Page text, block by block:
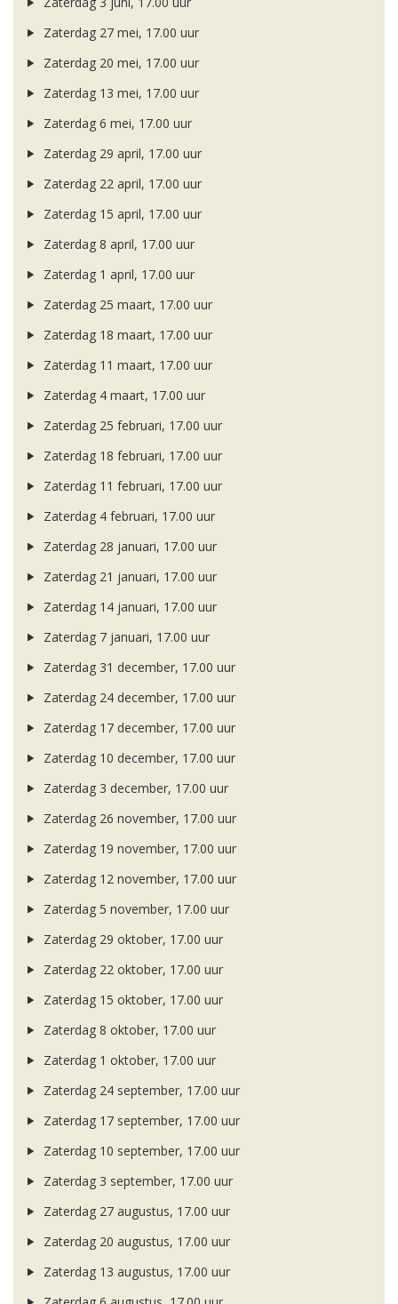
Zaterdag 27 mei, 17.00 uur
Zaterdag 20 mei, 17.00 uur
Zaterdag 13 mei, 17.00 uur
Zaterdag 6 mei, 17.00 uur
Zaterdag 29 april, 17.00 uur
Zaterdag 22 april, 17.00 uur
Zaterdag 15 april, 17.00 uur
Zaterdag 8 april, 17.00 uur
Zaterdag 1 april, 17.00 uur
Zaterdag 25 maart, 17.00 uur
Zaterdag 18 maart, 17.00 uur
Zaterdag 11 maart, 17.00 uur
Zaterdag 4 maart, 17.00 uur
Zaterdag 25 februari, 17.00 uur
Zaterdag 18 februari, 17.00 uur
Zaterdag 11 februari, 17.00 uur
Zaterdag 4 februari, 17.00 uur
Zaterdag 28 januari, 17.00 uur
Zaterdag 21 januari, 17.00 uur
Zaterdag 14 januari, 17.00 uur
Zaterdag 7 januari, 17.00 uur
Zaterdag 31 december, 17.00 uur
Zaterdag 24 december, 17.00 uur
Zaterdag 17 december, 17.00 uur
Zaterdag 10 december, 17.00 uur
Zaterdag 3 december, 17.00 uur
Zaterdag 26 november, 17.00 uur
Zaterdag 19 november, 17.00 uur
Zaterdag 12 november, 17.00 uur
Zaterdag 5 november, 17.00 uur
Zaterdag 29 oktober, 17.00 uur
Zaterdag 22 oktober, 17.00 uur
Zaterdag 15 oktober, 17.00 uur
Zaterdag 8 oktober, 17.00 uur
Zaterdag 1 oktober, 17.00 uur
Zaterdag 24 september, 17.00 uur
Zaterdag 17 september, 17.00 uur
Zaterdag 10 september, 17.00 uur
Zaterdag 3 september, 17.00 uur
Zaterdag 27 augustus, 17.00 uur
Zaterdag 20 augustus, 17.00 uur
Zaterdag 13 augustus, 17.00 uur